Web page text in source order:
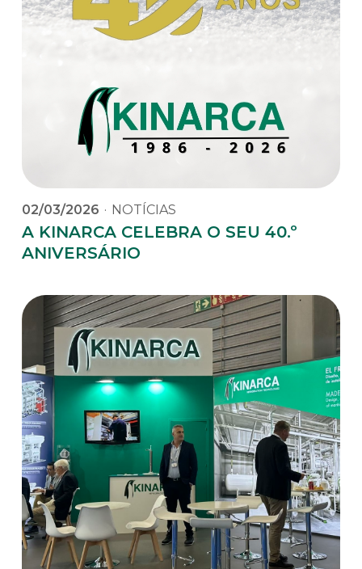
02/03/2026 · NOTÍCIAS
A KINARCA CELEBRA O SEU 40.º
ANIVERSÁRIO